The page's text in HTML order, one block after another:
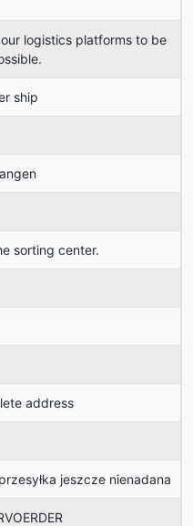
logistics platforms to be
ship
sorting center.
address
jeszcze nienadana